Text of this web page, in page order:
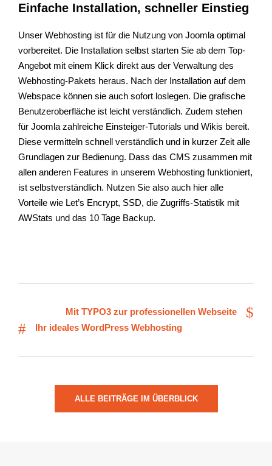
Einfache Installation, schneller Einstieg
Unser Webhosting ist für die Nutzung von Joomla optimal
vorbereitet. Die Installation selbst starten Sie ab dem Top-
Angebot mit einem Klick direkt aus der Verwaltung des
Webhosting-Pakets heraus. Nach der Installation auf dem
Webspace können sie auch sofort loslegen. Die grafische
Benutzeroberfläche ist leicht verständlich. Zudem stehen
für Joomla zahlreiche Einsteiger-Tutorials und Wikis bereit.
Diese vermitteln schnell verständlich und in kurzer Zeit alle
Grundlagen zur Bedienung. Dass das CMS zusammen mit
allen anderen Features in unserem Webhosting funktioniert,
ist selbstverständlich. Nutzen Sie also auch hier alle
Vorteile wie Let’s Encrypt, SSD, die Zugriffs-Statistik mit
AWStats und das 10 Tage Backup.
Mit TYPO3 zur professionellen Webseite
Ihr ideales WordPress Webhosting
ALLE BEITRÄGE IM ÜBERBLICK